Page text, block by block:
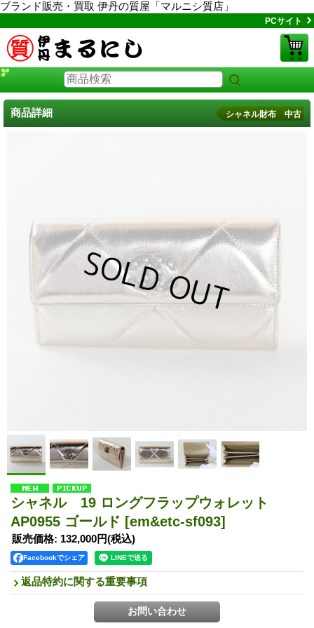
ブランド販売・買取 伊丹の質屋「マルニシ質店」
PCサイト
商品詳細 シャネル財布 中古
シャネル 19 ロングフラップウォレット
AP0955 ゴールド [em&etc-sf093]
販売価格: 132,000円(税込)
Facebookでシェア
返品特約に関する重要事項